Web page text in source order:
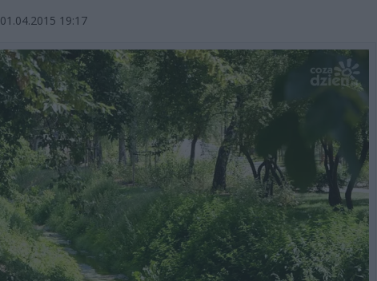
01.04.2015 19:17